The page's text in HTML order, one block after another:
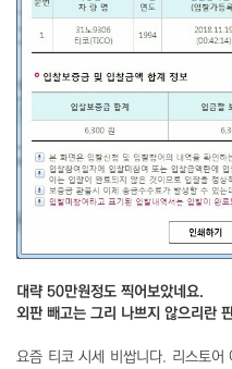
대략 50만원정도 찍어보았네요.
외판 빼고는 그리 나쁘지 않으리란
요즘 티코 시세 비쌉니다. 리스토어